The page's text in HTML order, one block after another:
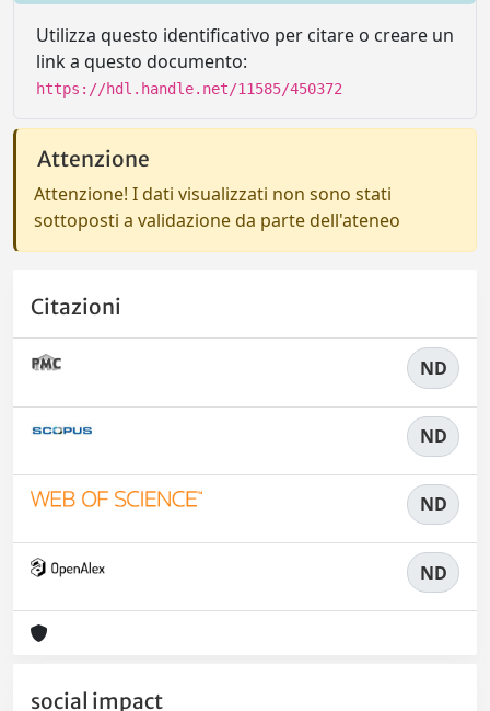
Utilizza questo identificativo per citare o creare un
link a questo documento:
https://hdl.handle.net/11585/450372
Attenzione
Attenzione! I dati visualizzati non sono stati
sottoposti a validazione da parte dell'ateneo
Citazioni
ND
ND
ND
ND
social impact